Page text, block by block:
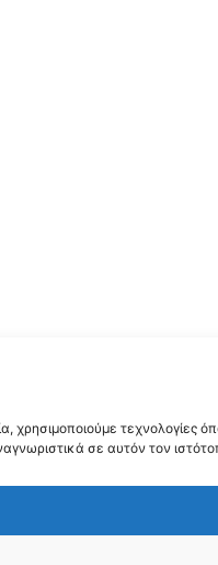
χρησιμοποιούμε
σε αυτόν τον